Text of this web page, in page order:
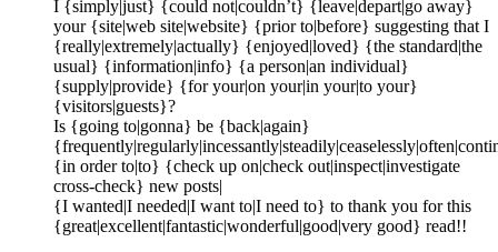
I {simply|just} {could not|couldn’t} {leave|depart|go away}
your {site|web site|website} {prior to|before} suggesting that I
{really|extremely|actually} {enjoyed|loved} {the standard|the
usual} {information|info} {a person|an individual}
{supply|provide} {for your|on your|in your|to your}
{visitors|guests}?
Is {going to|gonna} be {back|again}
{in order to|to} {check up on|check out|inspect|investigate
cross-check} new posts|
{I wanted|I needed|I want to|I need to} to thank you for this
{great|excellent|fantastic|wonderful|good|very good} read!!